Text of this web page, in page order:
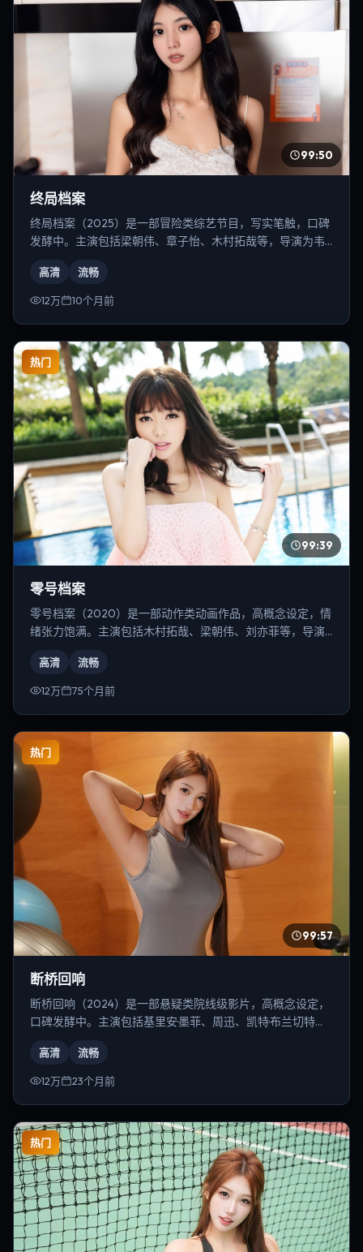
99:50
终局档案
终局档案（2025）是一部冒险类综艺节目，写实笔触，口碑
发酵中。主演包括梁朝伟、章子怡、木村拓哉等，导演为韦
高清 流畅
12万 10个月前
热门
99:39
零号档案
零号档案（2020）是一部动作类动画作品，高概念设定，情
绪张力饱满。主演包括木村拓哉、梁朝伟、刘亦菲等，导演
高清 流畅
12万 75个月前
热门
99:57
断桥回响
断桥回响（2024）是一部悬疑类院线级影片，高概念设定，
口碑发酵中。主演包括基里安·墨菲、周迅、凯特·布兰切特
高清 流畅
12万 23个月前
热门